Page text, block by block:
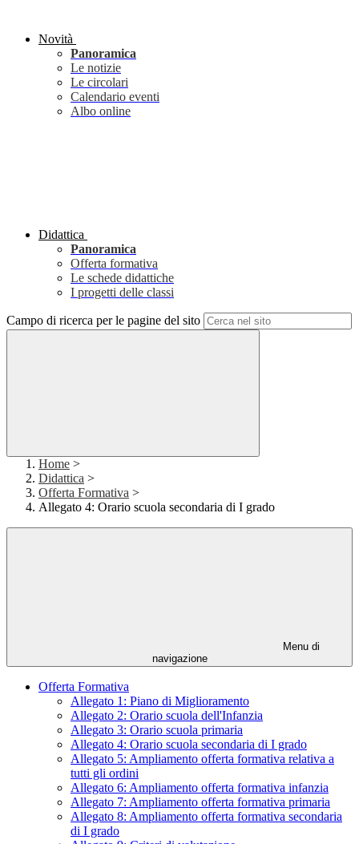
Novità
Panoramica
Le notizie
Le circolari
Calendario eventi
Albo online
Didattica
Panoramica
Offerta formativa
Le schede didattiche
I progetti delle classi
Campo di ricerca per le pagine del sito
Home >
Didattica >
Offerta Formativa >
Allegato 4: Orario scuola secondaria di I grado
Menu di
navigazione
Offerta Formativa
Allegato 1: Piano di Miglioramento
Allegato 2: Orario scuola dell'Infanzia
Allegato 3: Orario scuola primaria
Allegato 4: Orario scuola secondaria di I grado
Allegato 5: Ampliamento offerta formativa relativa a
tutti gli ordini
Allegato 6: Ampliamento offerta formativa infanzia
Allegato 7: Ampliamento offerta formativa primaria
Allegato 8: Ampliamento offerta formativa secondaria
di I grado